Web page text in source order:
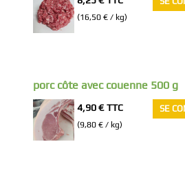
(16,50 € / kg)
porc côte avec couenne 500 g
4,90 € TTC
(9,80 € / kg)
SE